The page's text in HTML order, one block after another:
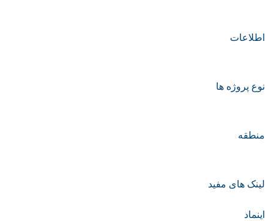
اطلاعات
نوع پروژه ها
منطقه
لینک های مفید
اینماد